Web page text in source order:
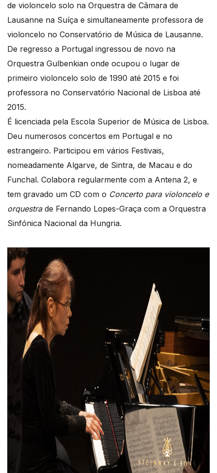
de violoncelo solo na Orquestra de Câmara de
Lausanne na Suíça e simultaneamente professora de
violoncelo no Conservatório de Música de Lausanne.
De regresso a Portugal ingressou de novo na
Orquestra Gulbenkian onde ocupou o lugar de
primeiro violoncelo solo de 1990 até 2015 e foi
professora no Conservatório Nacional de Lisboa até
2015.
É licenciada pela Escola Superior de Música de Lisboa.
Deu numerosos concertos em Portugal e no
estrangeiro. Participou em vários Festivais,
nomeadamente Algarve, de Sintra, de Macau e do
Funchal. Colabora regularmente com a Antena 2, e
tem gravado um CD com o Concerto para violoncelo e
orquestrade Fernando Lopes-Graça com a Orquestra
Sinfónica Nacional da Hungria.